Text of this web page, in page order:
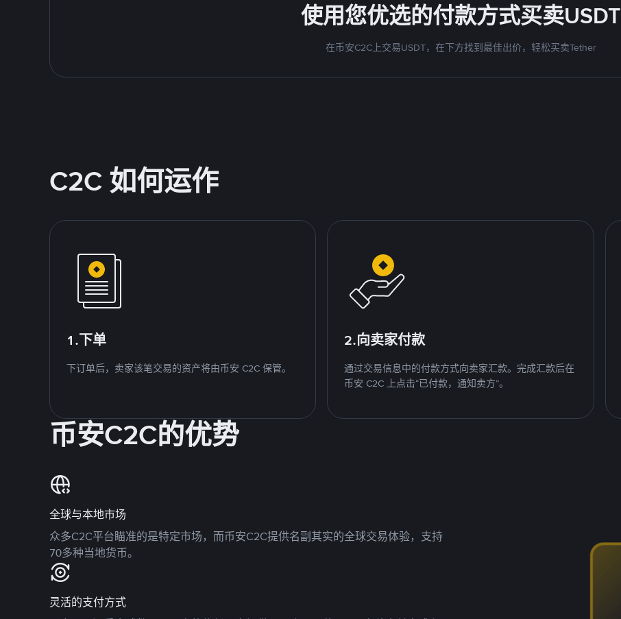
使用您优选的付款方式买卖USDT
在币安C2C上交易USDT，在下方找到最佳出价，轻松买卖Tether
C2C 如何运作
1.下单
下订单后，卖家该笔交易的资产将由币安 C2C 保管。
2.向卖家付款
通过交易信息中的付款方式向卖家汇款。完成汇款后在
币安 C2C 上点击“已付款，通知卖方”。
币安C2C的优势
全球与本地市场
众多C2C平台瞄准的是特定市场，而币安C2C提供名副其实的全球交易体验，支持
70多种当地货币。
灵活的支付方式